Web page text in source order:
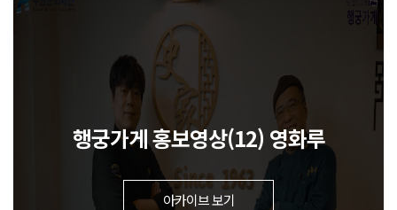
행궁가게 홍보영상(12) 영화루
아카이브 보기